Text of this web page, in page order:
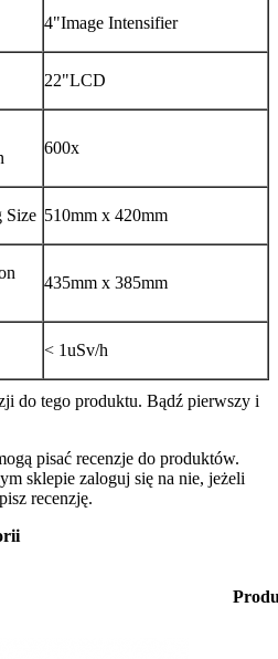
4"Image Intensifier
22"LCD
600x
Size 510mm x 420mm
435mm x 385mm
< 1uSv/h
do tego produktu. Bądź pierwszy i
pisać recenzje do produktów.
sklepie zaloguj się na nie, jeżeli
recenzję.